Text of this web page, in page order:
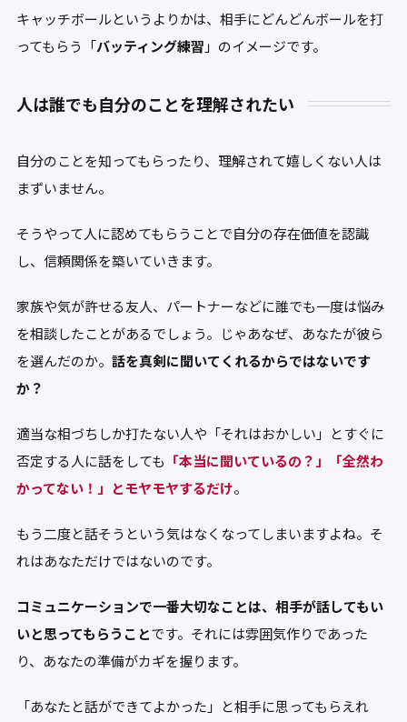
キャッチボールというよりかは、相手にどんどんボールを打
ってもらう「バッティング練習 」のイメージです。
人は誰でも自分のことを理解されたい
自分のことを知ってもらったり、理解されて嬉しくない人は
まずいません。
そうやって人に認めてもらうことで自分の存在価値を認識
し、信頼関係を築いていきます。
家族や気が許せる友人、パートナーなどに誰でも一度は悩み
を相談したことがあるでしょう。じゃあなぜ、あなたが彼ら
を選んだのか。 話を真剣に聞いてくれるからではないです
か？
適当な相づちしか打たない人や「それはおかしい」とすぐに
否定する人に話をしても 「本当に聞いているの？」「全然わ
かってない！」とモヤモヤするだけ。
もう二度と話そうという気はなくなってしまいますよね。そ
れはあなただけではないのです。
コミュニケーションで一番大切なことは、相手が話してもい
いと思ってもらうことです。それには雰囲気作りであった
り、あなたの準備がカギを握ります。
「あなたと話ができてよかった」と相手に思ってもらえれ